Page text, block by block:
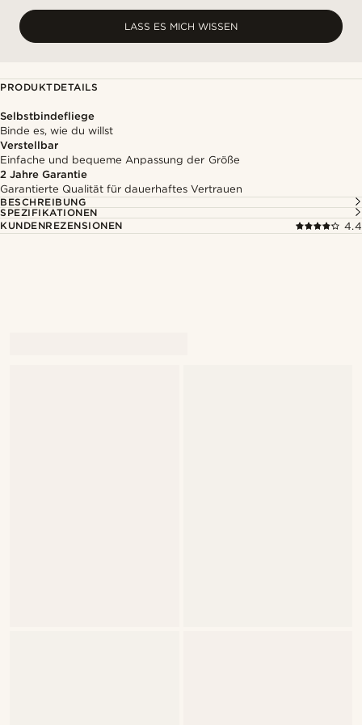
LASS ES MICH WISSEN
PRODUKTDETAILS
Selbstbindefliege
Binde es, wie du willst
Verstellbar
Einfache und bequeme Anpassung der Größe
2 Jahre Garantie
Garantierte Qualität für dauerhaftes Vertrauen
BESCHREIBUNG
SPEZIFIKATIONEN
KUNDENREZENSIONEN
4.4